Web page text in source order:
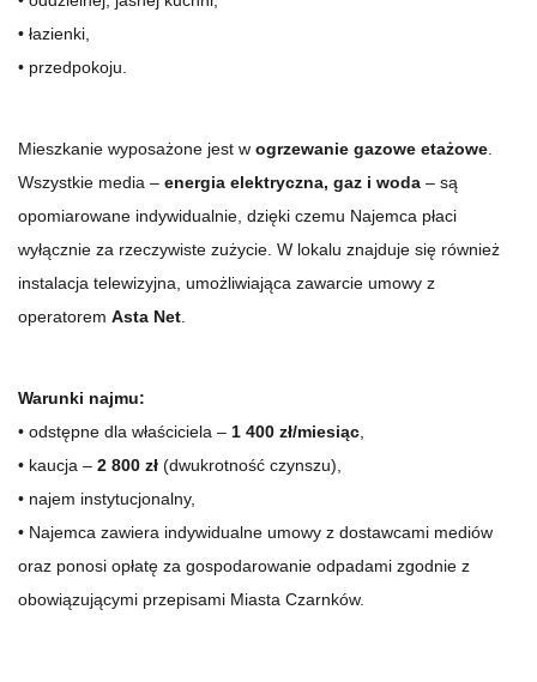
• łazienki,
• przedpokoju.
Mieszkanie wyposażone jest w ogrzewanie gazowe etażowe.
Wszystkie media – energia elektryczna, gaz i woda – są
opomiarowane indywidualnie, dzięki czemu Najemca płaci
wyłącznie za rzeczywiste zużycie. W lokalu znajduje się również
instalacja telewizyjna, umożliwiająca zawarcie umowy z
operatorem Asta Net.
Warunki najmu:
• odstępne dla właściciela – 1 400 zł/miesiąc,
• kaucja – 2 800 zł (dwukrotność czynszu),
• najem instytucjonalny,
• Najemca zawiera indywidualne umowy z dostawcami mediów
oraz ponosi opłatę za gospodarowanie odpadami zgodnie z
obowiązującymi przepisami Miasta Czarnków.